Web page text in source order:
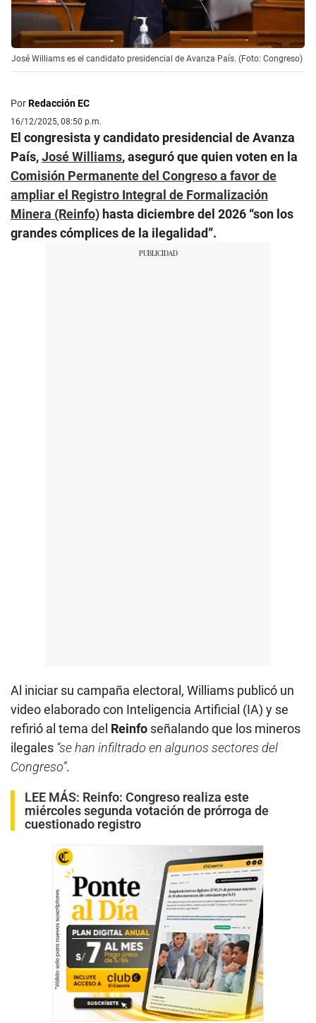
José Williams es el candidato presidencial de Avanza País. (Foto: Congreso)
PorRedacción EC
16/12/2025, 08:50 p.m.
El congresista y candidato presidencial de Avanza
País,José Williams, aseguró que quien voten en la
Comisión Permanente del Congreso a favor de
ampliar el Registro Integral de Formalización
Minera (Reinfo) hasta diciembre del 2026 “son los
grandes cómplices de la ilegalidad”.
Al iniciar su campaña electoral, Williams publicó un
video elaborado con Inteligencia Artificial (IA) y se
refirió al tema del Reinfo señalando que los mineros
ilegales “se han infiltrado en algunos sectores del
Congreso”.
LEE MÁS: Reinfo: Congreso realiza este
miércoles segunda votación de prórroga de
cuestionado registro